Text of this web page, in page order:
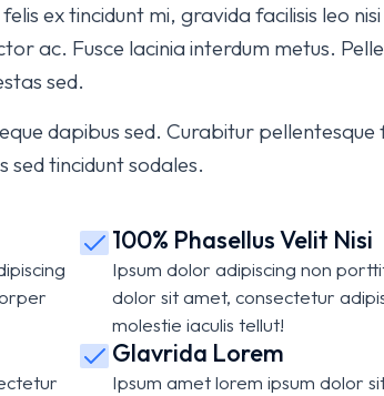
ex tincidunt mi, gravida facilisis leo
ac. Fusce lacinia interdum metus.
sed.
dapibus sed. Curabitur pellentesque
tincidunt sodales.
100% Phasellus Velit Nisi
Ipsum dolor adipiscing non
dolor sit amet, consectetur
molestie iaculis tellut!
Glavrida Lorem
Ipsum amet lorem ipsum dolor